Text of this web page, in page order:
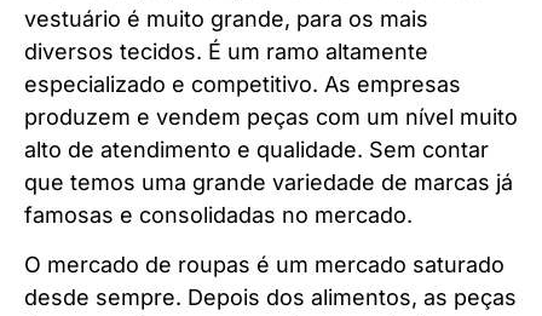
vestuário é muito grande, para os mais
diversos tecidos. É um ramo altamente
especializado e competitivo. As empresas
produzem e vendem peças com um nível muito
alto de atendimento e qualidade. Sem contar
que temos uma grande variedade de marcas já
famosas e consolidadas no mercado.
O mercado de roupas é um mercado saturado
desde sempre. Depois dos alimentos, as peças